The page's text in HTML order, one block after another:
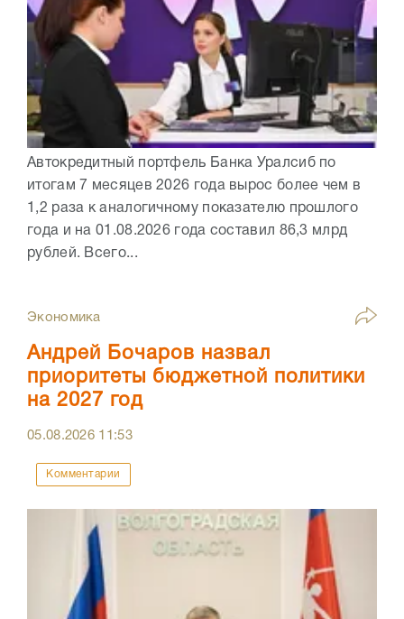
Автокредитный портфель Банка Уралсиб по
итогам 7 месяцев 2026 года вырос более чем в
1,2 раза к аналогичному показателю прошлого
года и на 01.08.2026 года составил 86,3 млрд
рублей. Всего...
Экономика
Андрей Бочаров назвал
приоритеты бюджетной политики
на 2027 год
05.08.2026 11:53
Комментарии